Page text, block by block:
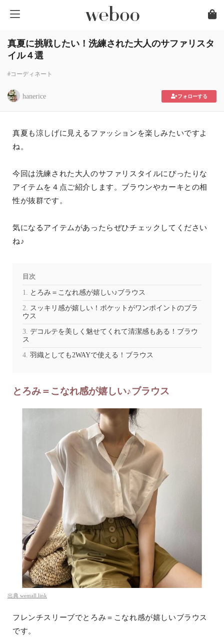
真夏に挑戦したい！洗練された大人のサファリスタ
イル４選
#コーディネート
hanerice フォローする
真夏も涼しげに見えるファッションを楽しみたいですよ
ね。
今回は洗練された大人のサファリスタイルにぴったりな
アイテムを４点ご紹介します。ブラウンやカーキとの相
性が抜群です。
気になるアイテムがあったらぜひチェックしてください
ね♪
目次
とろみ＝こなれ感が嬉しい♪ブラウス
スッキリ感が嬉しい！ポケットがワンポイントのブラ
ウス
デコルテを美しく魅せてくれて清潔感もある！ブラウ
ス
羽織としても2WAYで使える！ブラウス
とろみ＝こなれ感が嬉しい♪ブラウス
出典 wemall.link
フレンチスリーブでとろみ＝こなれ感が嬉しいブラウス
です。